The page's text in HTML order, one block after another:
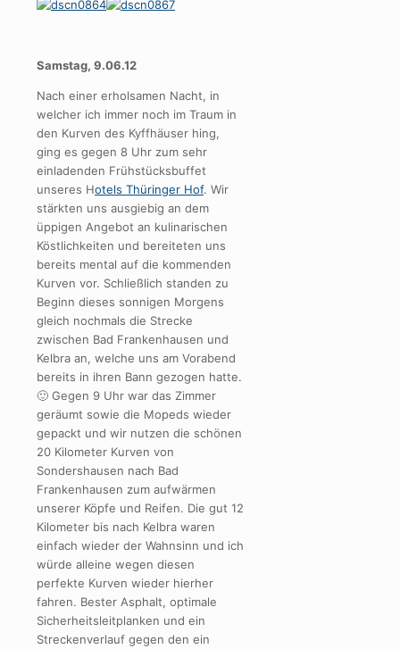
Samstag, 9.06.12
Nach einer erholsamen Nacht, in
welcher ich immer noch im Traum in
den Kurven des Kyffhäuser hing,
ging es gegen 8 Uhr zum sehr
einladenden Frühstücksbuffet
unseres Hotels Thüringer Hof. Wir
stärkten uns ausgiebig an dem
üppigen Angebot an kulinarischen
Köstlichkeiten und bereiteten uns
bereits mental auf die kommenden
Kurven vor. Schließlich standen zu
Beginn dieses sonnigen Morgens
gleich nochmals die Strecke
zwischen Bad Frankenhausen und
Kelbra an, welche uns am Vorabend
bereits in ihren Bann gezogen hatte.
🙂 Gegen 9 Uhr war das Zimmer
geräumt sowie die Mopeds wieder
gepackt und wir nutzen die schönen
20 Kilometer Kurven von
Sondershausen nach Bad
Frankenhausen zum aufwärmen
unserer Köpfe und Reifen. Die gut 12
Kilometer bis nach Kelbra waren
einfach wieder der Wahnsinn und ich
würde alleine wegen diesen
perfekte Kurven wieder hierher
fahren. Bester Asphalt, optimale
Sicherheitsleitplanken und ein
Streckenverlauf gegen den ein